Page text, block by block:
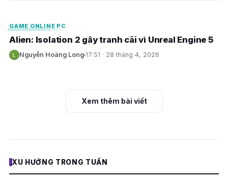
GAME ONLINE PC
Alien: Isolation 2 gây tranh cãi vì Unreal Engine 5
N Nguyễn Hoàng Long 17:51 · 28 tháng 4, 2026
Xem thêm bài viết
XU HƯỚNG TRONG TUẦN